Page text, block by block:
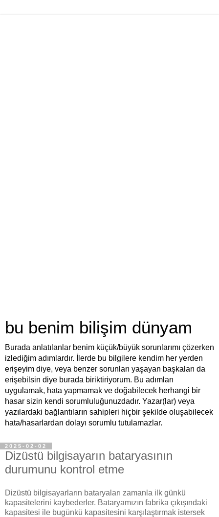
bu benim bilişim dünyam
Burada anlatılanlar benim küçük/büyük sorunlarımı çözerken
izlediğim adımlardır. İlerde bu bilgilere kendim her yerden
erişeyim diye, veya benzer sorunları yaşayan başkaları da
erişebilsin diye burada biriktiriyorum. Bu adımları
uygulamak, hata yapmamak ve doğabilecek herhangi bir
hasar sizin kendi sorumluluğunuzdadır. Yazar(lar) veya
yazılardaki bağlantıların sahipleri hiçbir şekilde oluşabilecek
hata/hasarlardan dolayı sorumlu tutulamazlar.
2025-02-02
Dizüstü bilgisayarın bataryasının
durumunu kontrol etme
Dizüstü bilgisayarların bataryaları zamanla ilk günkü
kapasitelerini kaybederler. Bataryamızın fabrika çıkışındaki
kapasitesi ile bugünkü kapasitesini karşılaştırmak istersek